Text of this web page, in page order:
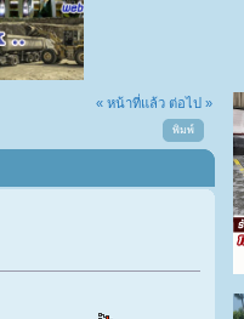
« หน้าที่แล้ว ต่อไป »
พิมพ์